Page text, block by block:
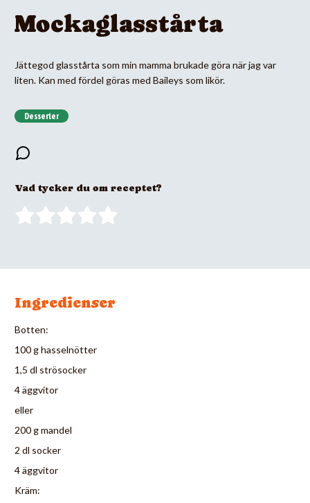
Mockaglasstårta
Jättegod glasstårta som min mamma brukade göra när jag var
liten. Kan med fördel göras med Baileys som likör.
Desserter
Vad tycker du om receptet?
Ingredienser
Botten:
100 g hasselnötter
1,5 dl strösocker
4 äggvitor
eller
200 g mandel
2 dl socker
4 äggvitor
Kräm: